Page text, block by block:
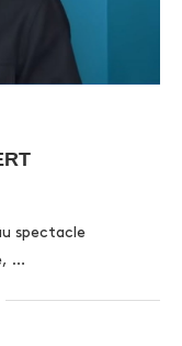
spectacle
…